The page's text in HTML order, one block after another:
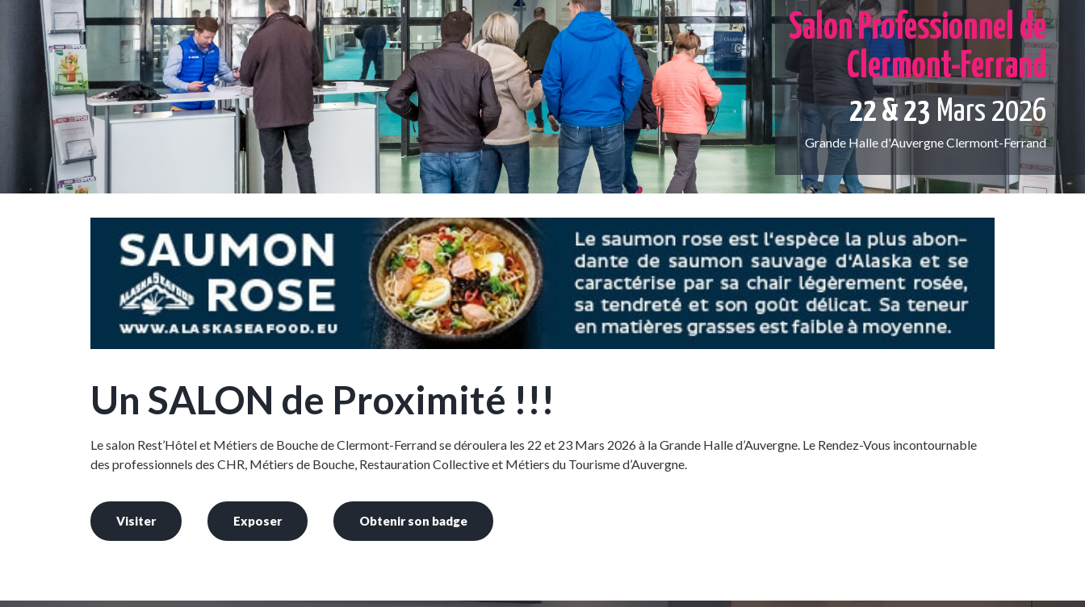
Salon Professionnel de
Clermont-Ferrand
22 & 23 Mars 2026
Grande Halle d'Auvergne Clermont-Ferrand
Un SALON de Proximité !!!
Le salon Rest’Hôtel et Métiers de Bouche de Clermont-Ferrand se déroulera les 22 et 23 Mars 2026 à la Grande Halle d’Auvergne. Le Rendez-Vous incontournable
des professionnels des CHR, Métiers de Bouche, Restauration Collective et Métiers du Tourisme d’Auvergne.
Visiter Exposer Obtenir son badge